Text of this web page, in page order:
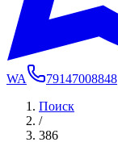
WA
79147008848
Поиск
/
386